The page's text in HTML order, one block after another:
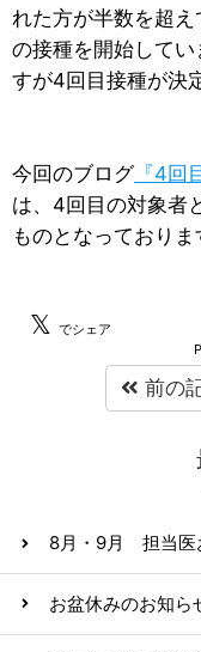
れた方が半数を超
の接種を開始して
すが4回目接種が決
今回のブログ『4回
は、4回目の対象者
ものとなっておりま
𝕏 でシェア
前の
8月・9月 担当医
お盆休みのお知ら